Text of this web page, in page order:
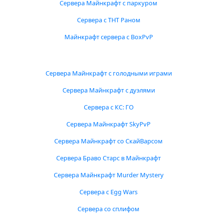
Сервера Майнкрафт с паркуром
Сервера с ТНТ Раном
Майнкрафт сервера с BoxPvP
Сервера Майнкрафт с голодными играми
Сервера Майнкрафт с дуэлями
Сервера с КС: ГО
Сервера Майнкрафт SkyPvP
Сервера Майнкрафт со СкайВарсом
Сервера Браво Старс в Майнкрафт
Сервера Майнкрафт Murder Mystery
Сервера с Egg Wars
Сервера со сплифом